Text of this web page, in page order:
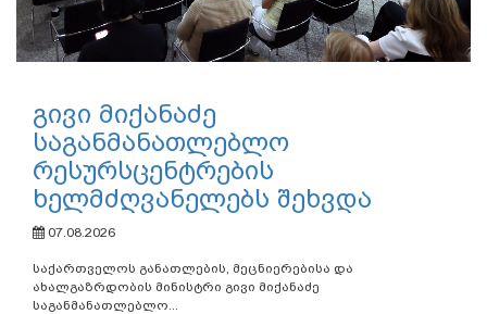
გივი მიქანაძე
საგანმანათლებლო
რესურსცენტრების
ხელმძღვანელებს შეხვდა
07.08.2026
საქართველოს განათლების, მეცნიერებისა და
ახალგაზრდობის მინისტრი გივი მიქანაძე
საგანმანათლებლო...